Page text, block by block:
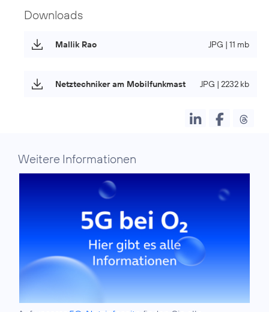
Downloads
Mallik Rao JPG | 11 mb
Netztechniker am Mobilfunkmast JPG | 2232 kb
Weitere Informationen